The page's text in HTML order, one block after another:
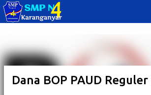
Dana BOP PAUD